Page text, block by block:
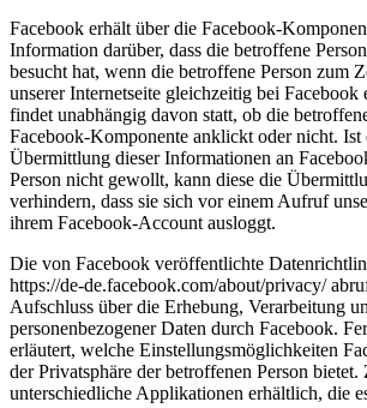
Facebook erhält über die Facebook-
Information darüber, dass die betroffene
besucht hat, wenn die betroffene Person zum
unserer Internetseite gleichzeitig bei Facebook
findet unabhängig davon statt, ob die
Facebook-Komponente anklickt oder nicht. Ist
Übermittlung dieser Informationen an
Person nicht gewollt, kann diese die
verhindern, dass sie sich vor einem Aufruf
ihrem Facebook-Account ausloggt.
Die von Facebook veröffentlichte
https://de-de.facebook.com/about/privacy/
Aufschluss über die Erhebung, Verarbeitung
personenbezogener Daten durch Facebook.
erläutert, welche Einstellungsmöglichkeiten
der Privatsphäre der betroffenen Person bietet.
unterschiedliche Applikationen erhältlich, die